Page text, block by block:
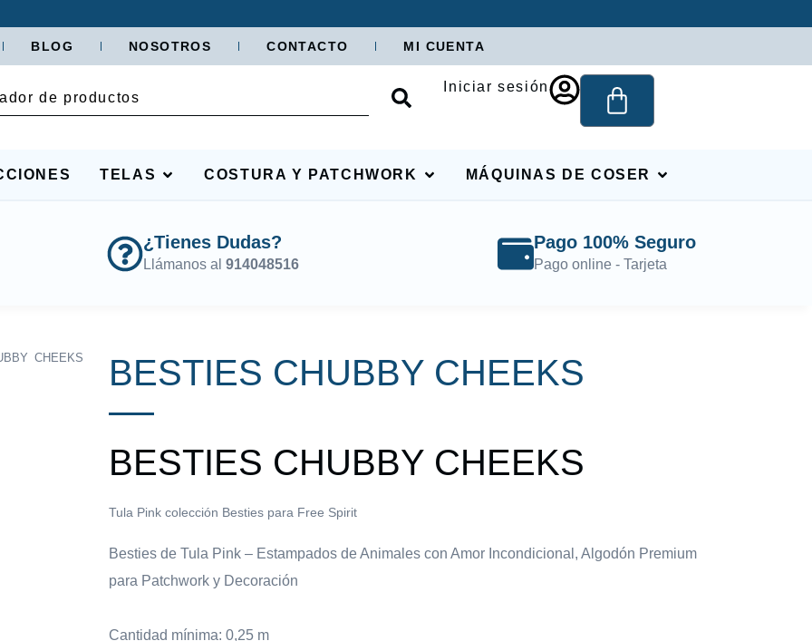
BLOG NOSOTROS CONTACTO MI CUENTA
Iniciar sesión
TELAS COSTURA Y PATCHWORK MÁQUINAS DE COSER
¿Tienes Dudas?
Llámanos al 914048516
Pago 100% Seguro
Pago online - Tarjeta
CHEEKS BESTIES CHUBBY CHEEKS
BESTIES CHUBBY CHEEKS
Tula Pink colección Besties para Free Spirit
Besties de Tula Pink – Estampados de Animales con Amor Incondicional, Algodón Premium
para Patchwork y Decoración
Cantidad mínima: 0,25 m